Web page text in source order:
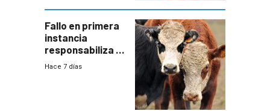
Fallo en primera
instancia
responsabiliza al
Estado por falta
Hace 7 días